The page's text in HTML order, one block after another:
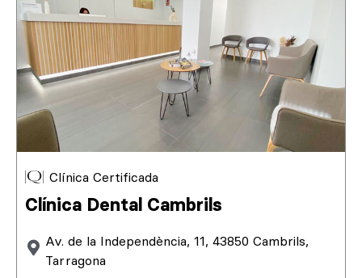
Clínica Certificada
Clínica Dental Cambrils
Av. de la Independència, 11, 43850 Cambrils,
Tarragona